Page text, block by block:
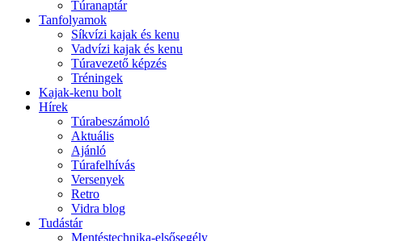
Túranaptár
Tanfolyamok
Síkvízi kajak és kenu
Vadvízi kajak és kenu
Túravezető képzés
Tréningek
Kajak-kenu bolt
Hírek
Túrabeszámoló
Aktuális
Ajánló
Túrafelhívás
Versenyek
Retro
Vidra blog
Tudástár
Mentéstechnika-elsősegély